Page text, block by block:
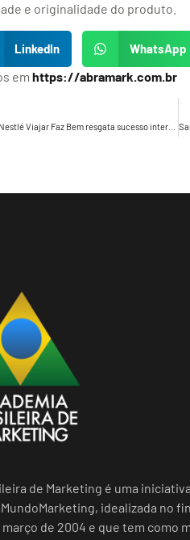
e originalidade do produto.
LinkedIn WhatsApp
em https://abramark.com.br
de Marketing é uma
idealizada no
de 2004 e que tem como